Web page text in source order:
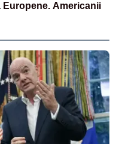
Europene. Americanii